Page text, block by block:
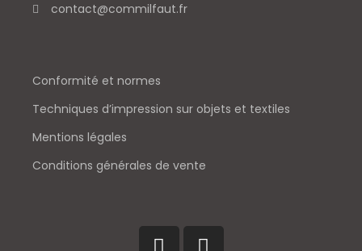
contact@commilfaut.fr
Conformité et normes
Techniques d’impression sur objets et textiles
Mentions légales
Conditions générales de vente